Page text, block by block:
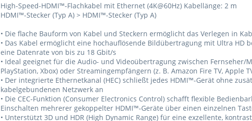
High-Speed-HDMI™-Flachkabel mit Ethernet (4K@60Hz) Kabellänge: 2 m
HDMI™-Stecker (Typ A) > HDMI™-Stecker (Typ A)
• Die flache Bauform von Kabel und Steckern ermöglicht das Verlegen in
• Das Kabel ermöglicht eine hochauflösende Bildübertragung mit Ultra HD
eine Datenrate von bis zu 18 Gbit/s
• Ideal geeignet für die Audio- und Videoübertragung zwischen Fernseher/
PlayStation, Xbox) oder Streamingempfängern (z. B. Amazon Fire TV, Apple
• Der integrierte Ethernetkanal (HEC) schließt jedes HDMI™-Gerät ohne
kabelgebundenen Netzwerk an
• Die CEC-Funktion (Consumer Electronics Control) schafft flexible
Einschalten mehrerer gekoppelter HDMI™-Geräte über einen einzelnen
• Unterstützt 3D und HDR (High Dynamic Range) für eine exzellente,